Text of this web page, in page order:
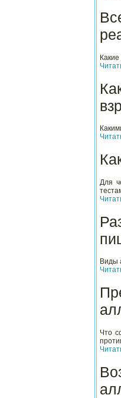
Для
Виды
Что